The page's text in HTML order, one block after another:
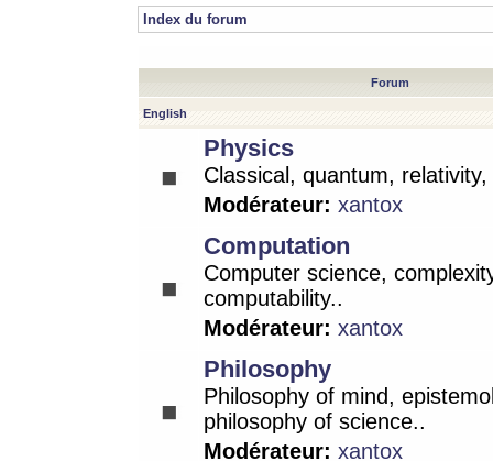
Index du forum
Forum
English
Physics
Classical, quantum,
Modérateur: xantox
Computation
Computer science,
computability..
Modérateur: xantox
Philosophy
Philosophy of mind,
philosophy of science..
Modérateur: xantox